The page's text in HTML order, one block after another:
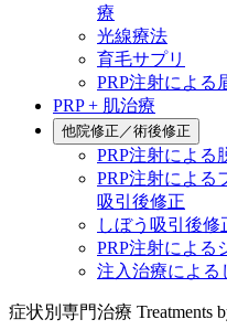
療
光線療法
育毛サプリ
PRP注射による
PRP + 肌治療
他院修正／術後修正
PRP注射による
PRP注射による
吸引後修正
しぼう吸引後修
PRP注射による
注入治療による
症状別専門治療 Treatments